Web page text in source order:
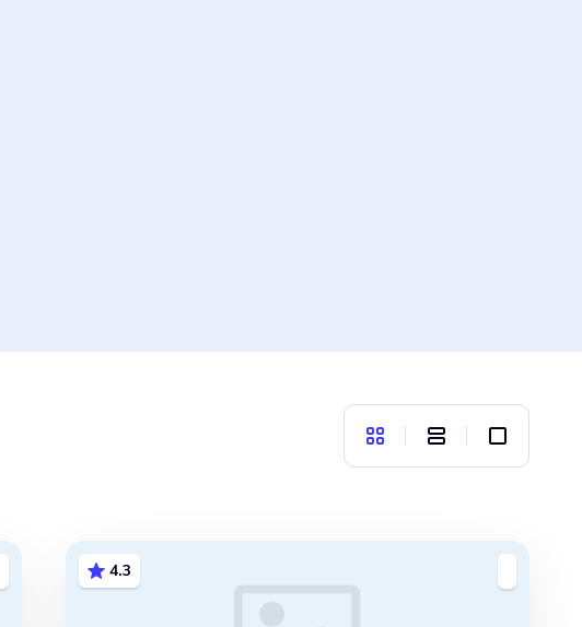
4.3